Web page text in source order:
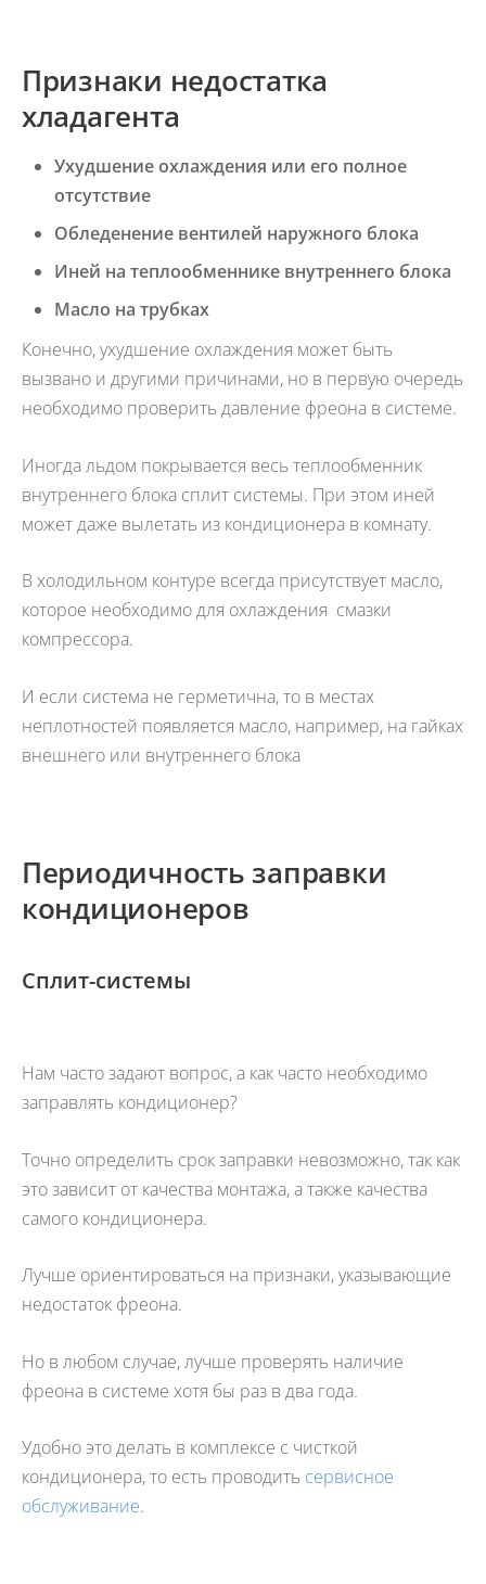
Признаки недостатка
хладагента
Ухудшение охлаждения или его полное
отсутствие
Обледенение вентилей наружного блока
Иней на теплообменнике внутреннего блока
Масло на трубках
Конечно, ухудшение охлаждения может быть
вызвано и другими причинами, но в первую очередь
необходимо проверить давление фреона в системе.
Иногда льдом покрывается весь теплообменник
внутреннего блока сплит системы. При этом иней
может даже вылетать из кондиционера в комнату.
В холодильном контуре всегда присутствует масло,
которое необходимо для охлаждения смазки
компрессора.
И если система не герметична, то в местах
неплотностей появляется масло, например, на гайках
внешнего или внутреннего блока
Периодичность заправки
кондиционеров
Сплит-системы
Нам часто задают вопрос, а как часто необходимо
заправлять кондиционер?
Точно определить срок заправки невозможно, так как
это зависит от качества монтажа, а также качества
самого кондиционера.
Лучше ориентироваться на признаки, указывающие
недостаток фреона.
Но в любом случае, лучше проверять наличие
фреона в системе хотя бы раз в два года.
Удобно это делать в комплексе с чисткой
кондиционера, то есть проводить сервисное
обслуживание.